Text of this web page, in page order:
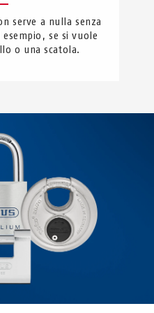
serve a nulla senza
se si vuole
o una scatola.